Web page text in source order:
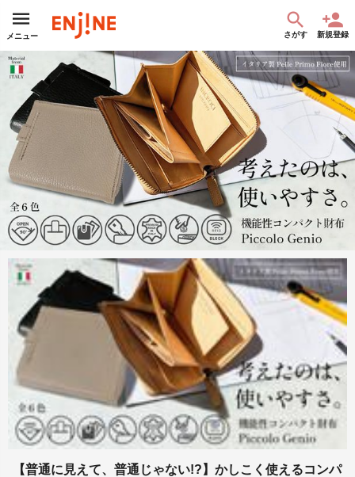
メニュー さがす 新規登録
【普通に見えて、普通じゃない!?】かしこく使えるコンパ